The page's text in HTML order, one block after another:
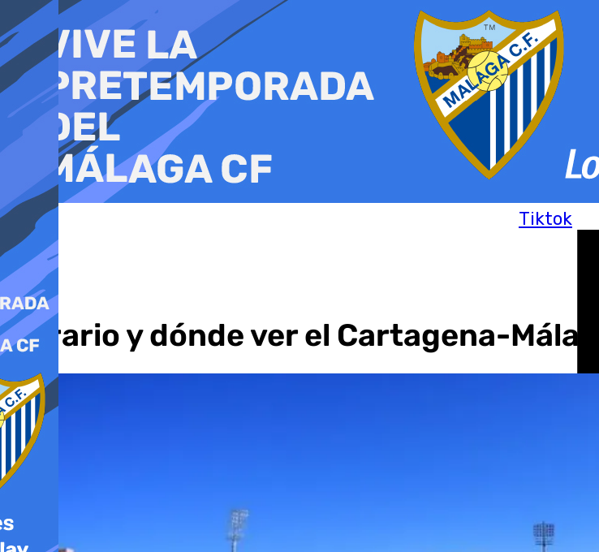
al
contenido
Tiktok
Horario y dónde ver el Cartagena-Málaga